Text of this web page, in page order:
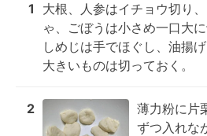
1
大根、人参はイチョウ切り
ゃ、ごぼうは小さめ一口大に
しめじは手でほぐし、油揚
大きいものは切っておく。
2
薄力粉に片
ずつ入れな